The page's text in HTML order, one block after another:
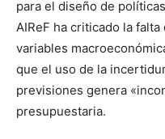
para el diseño de
AIReF ha criticado la
variables
que el uso de la
previsiones genera
presupuestaria.